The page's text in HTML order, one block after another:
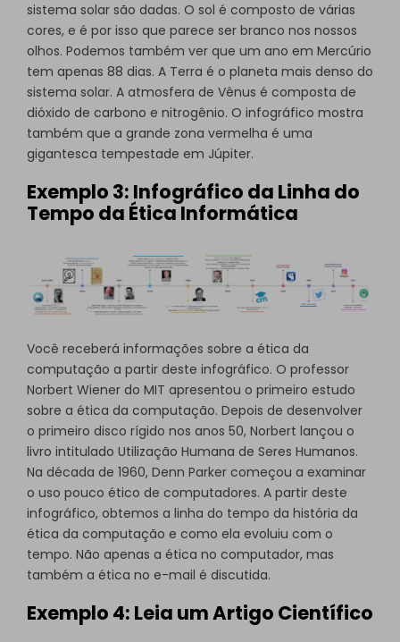
sistema solar são dadas. O sol é composto de várias
cores, e é por isso que parece ser branco nos nossos
olhos. Podemos também ver que um ano em Mercúrio
tem apenas 88 dias. A Terra é o planeta mais denso do
sistema solar. A atmosfera de Vênus é composta de
dióxido de carbono e nitrogênio. O infográfico mostra
também que a grande zona vermelha é uma
gigantesca tempestade em Júpiter.
Exemplo 3: Infográfico da Linha do
Tempo da Ética Informática
Você receberá informações sobre a ética da
computação a partir deste infográfico. O professor
Norbert Wiener do MIT apresentou o primeiro estudo
sobre a ética da computação. Depois de desenvolver
o primeiro disco rígido nos anos 50, Norbert lançou o
livro intitulado Utilização Humana de Seres Humanos.
Na década de 1960, Denn Parker começou a examinar
o uso pouco ético de computadores. A partir deste
infográfico, obtemos a linha do tempo da história da
ética da computação e como ela evoluiu com o
tempo. Não apenas a ética no computador, mas
também a ética no e-mail é discutida.
Exemplo 4: Leia um Artigo Científico